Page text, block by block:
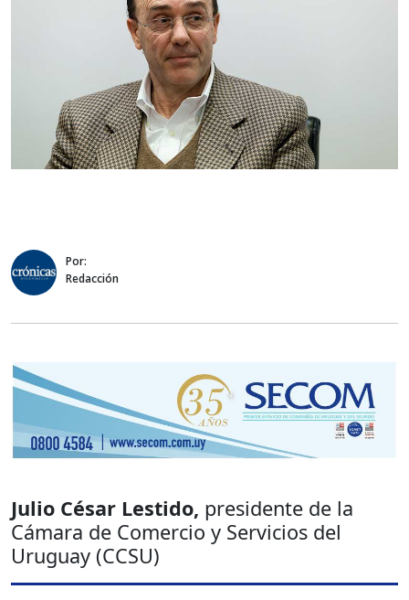
Por:
Redacción
Julio César Lestido, presidente de la
Cámara de Comercio y Servicios del
Uruguay (CCSU)